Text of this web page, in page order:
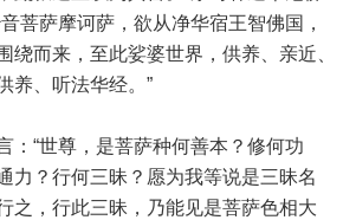
菩萨摩诃萨，欲从净华宿王智佛国，
绕而来，至此娑婆世界，供养、亲近、
养、听法华经。”
“世尊，是菩萨种何善本？修何功
力？行何三昧？愿为我等说是三昧名
之，行此三昧，乃能见是菩萨色相大